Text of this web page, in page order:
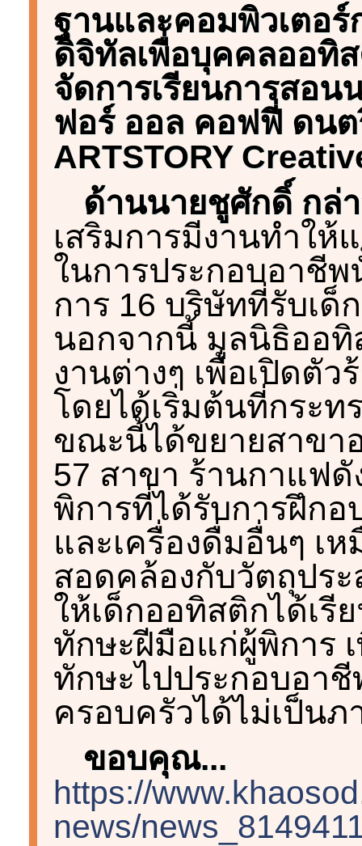
ฐานและคอมพิวเตอ
ดิจิทัลเพื่อบุคคลออทิ
จัดการเรียนการสอน
ฟอร์ ออล คอฟฟี่ ดนต
ARTSTORY
ด้านนายชูศักดิ์ กล่
เสริมการมีงานทำให้
ในการประกอบอาชี
การ 16 บริษัทที่รับเด็
นอกจากนี้ มูลนิธิออ
งานต่างๆ เพื่อเปิดตั
โดยได้เริ่มต้นที่กระท
ขณะนี้ได้ขยายสาขา
57 สาขา ร้านกาแฟ
พิการที่ได้รับการฝึก
และเครื่องดื่มอื่นๆ เ
สอดคล้องกับวัตถุปร
ให้เด็กออทิสติกได้เรี
ทักษะฝีมือแก่ผู้พิการ
ทักษะไปประกอบอา
ครอบครัวได้ไม่เป็นภ
ขอบคุณ...
https://
news/